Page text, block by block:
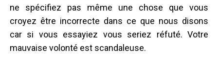
ne spécifiez pas même une chose que vous
croyez être incorrecte dans ce que nous disons
car si vous essayiez vous seriez réfuté. Votre
mauvaise volonté est scandaleuse.